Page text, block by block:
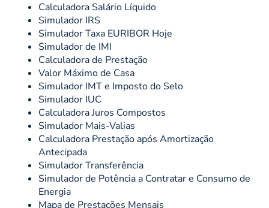
Calculadora Salário Líquido
Simulador IRS
Simulador Taxa EURIBOR Hoje
Simulador de IMI
Calculadora de Prestação
Valor Máximo de Casa
Simulador IMT e Imposto do Selo
Simulador IUC
Calculadora Juros Compostos
Simulador Mais-Valias
Calculadora Prestação após Amortização
Antecipada
Simulador Transferência
Simulador de Potência a Contratar e Consumo de
Energia
Mapa de Prestações Mensais